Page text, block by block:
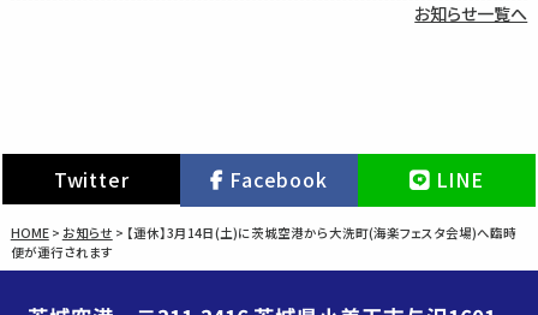
お知らせ一覧へ
Twitter Facebook LINE
HOME> お知らせ > 【運休】3月14日(土)に茨城空港から大洗町(海楽フェスタ会場)へ臨時
便が運行されます